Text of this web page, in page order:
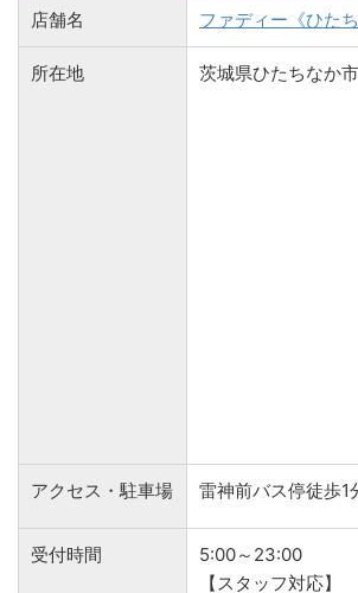
店舗名 ファディー《ひたち
所在地 茨城県ひたちなか
アクセス・駐車場 雷神前バス停徒歩1
受付時間
5:00～23:00
【スタッフ対応】